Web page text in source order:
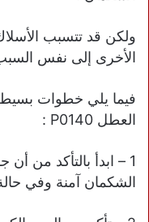
ولكن قد تتسبب
الأخرى إلى نفس
فيما يلي خطوات
العطل P0140 :
1 – ابدأ بالتأكد من
الشكمان آمنة وفي